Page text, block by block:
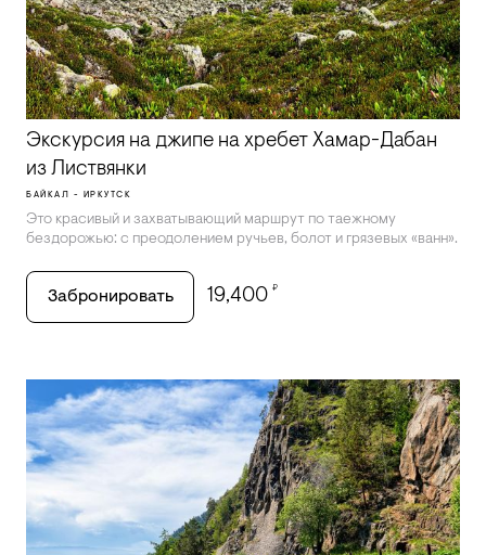
Экскурсия на джипе на хребет Хамар-Дабан
из Листвянки
БАЙКАЛ - ИРКУТСК
Это красивый и захватывающий маршрут по таежному
бездорожью: с преодолением ручьев, болот и грязевых «ванн».
Забронировать 19,400 ₽